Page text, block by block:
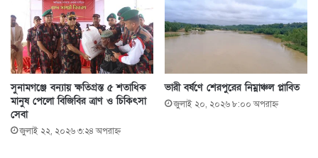
সুনামগঞ্জে বন্যায় ক্ষতিগ্রস্ত ৫ শতাধিক
মানুষ পেলো বিজিবির ত্রাণ ও চিকিৎসা
সেবা
জুলাই ২২, ২০২৬ ৩:২৪ অপরাহ্ণ
ভারী বর্ষণে শেরপুরের নিম্নাঞ্চল প্লাবিত
জুলাই ২০, ২০২৬ ৮:০০ অপরাহ্ণ